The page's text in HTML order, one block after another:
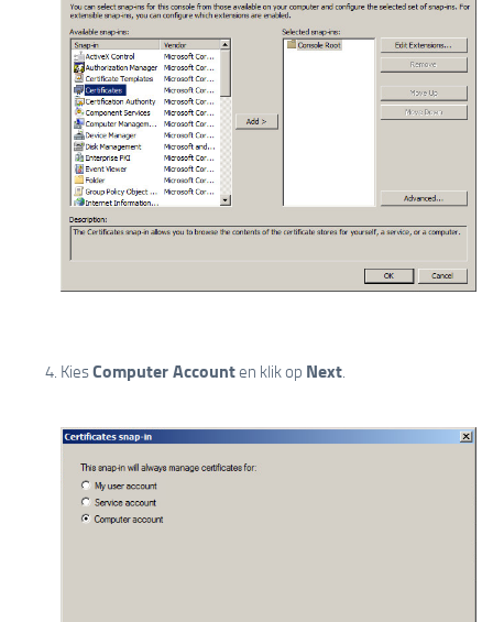
KiesComputer Accounten klik op Next.